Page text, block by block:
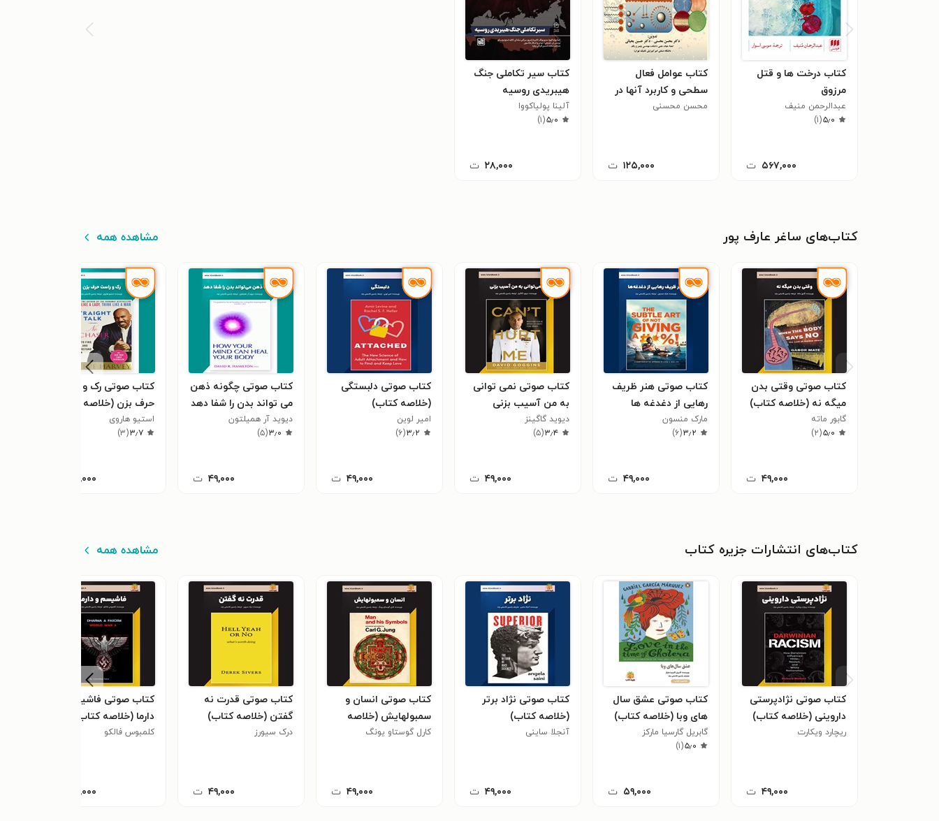
کتاب درخت ها و قتل
مرزوق
عبدالرحمن منیف
۵٫۰(۱)
۵۶۷,۰۰۰ ت
کتاب عوامل فعال
سطحی و کاربرد آنها در
پوشش های سطح
محسن محسنی
۱۲۵,۰۰۰ ت
کتاب سیر تکاملی جنگ
هیبریدی روسیه
آلینا پولیاکووا
۵٫۰(۱)
۲۸,۰۰۰ ت
کتاب‌های ساغر عارف پور مشاهده همه
کتاب صوتی وقتی بدن
میگه نه (خلاصه کتاب)
گابور ماته
۵٫۰(۲)
۴۹,۰۰۰ ت
کتاب صوتی هنر ظریف
رهایی از دغدغه‌ ها
(خلاصه کتاب)
مارک منسون
۳٫۲(۶)
۴۹,۰۰۰ ت
کتاب صوتی نمی‌ توانی
به من آسیب بزنی
(خلاصه کتاب)
دیوید گاگینز
۳٫۴(۵)
۴۹,۰۰۰ ت
کتاب صوتی دلبستگی
(خلاصه کتاب)
امیر لوین
۳٫۲(۶)
۴۹,۰۰۰ ت
کتاب صوتی چگونه ذهن
می‌ تواند بدن را شفا دهد
(خلاصه کتاب)
دیوید آر همیلتون
۳٫۰(۵)
۴۹,۰۰۰ ت
کتاب صوتی رک و راست
حرف بزن (خلاصه کتاب)
استیو هاروی
۳٫۷(۳)
۴۹,۰۰۰
کتاب‌های انتشارات جزیره کتاب مشاهده همه
کتاب صوتی نژادپرستی
داروینی (خلاصه کتاب)
ریچارد ویکارت
۴۹,۰۰۰ ت
کتاب صوتی عشق سال
های وبا (خلاصه کتاب)
گابریل گارسیا مارکز
۵٫۰(۱)
۵۹,۰۰۰ ت
کتاب صوتی نژاد برتر
(خلاصه کتاب)
آنجلا ساینی
۴۹,۰۰۰ ت
کتاب صوتی انسان و
سمبولهایش (خلاصه
کتاب)
کارل گوستاو یونگ
۴۹,۰۰۰ ت
کتاب صوتی قدرت نه
گفتن (خلاصه کتاب)
درک سیورز
۴۹,۰۰۰ ت
کتاب صوتی فاشیسم و
دارما (خلاصه کتاب)
کلمبوس فالکو
۴۹,۰۰۰